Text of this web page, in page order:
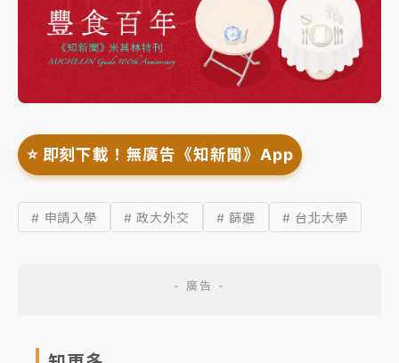
⭐️ 即刻下載！無廣告《知新聞》App
# 申請入學 # 政大外交 # 篩選 # 台北大學